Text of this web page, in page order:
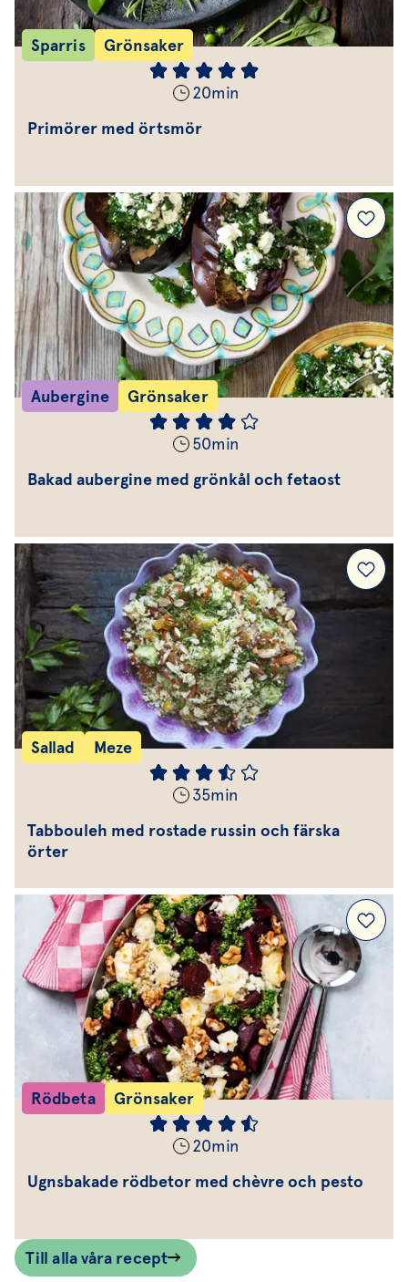
Sparris Grönsaker
20min
Primörer med örtsmör
Aubergine Grönsaker
50min
Bakad aubergine med grönkål och fetaost
Sallad Meze
35min
Tabbouleh med rostade russin och färska
örter
Rödbeta Grönsaker
20min
Ugnsbakade rödbetor med chèvre och pesto
Till alla våra recept